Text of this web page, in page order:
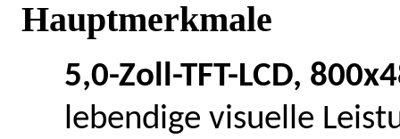
Hauptmerkmale
5,0-Zoll-TFT-LCD,
lebendige visuelle